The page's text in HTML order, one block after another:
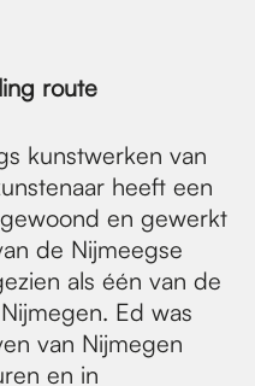
route
kunstwerken van
heeft een
en gewerkt
de Nijmeegse
als één van de
Ed was
van Nijmegen
en in